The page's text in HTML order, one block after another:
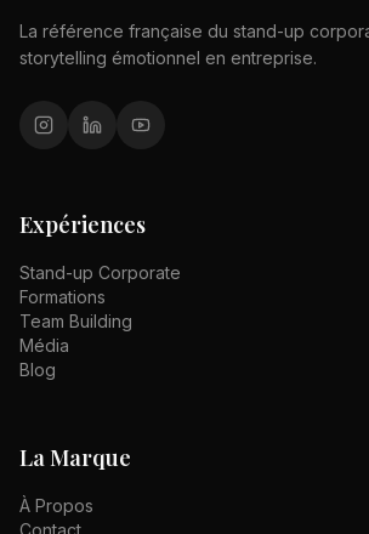
La référence française du stand-up
storytelling émotionnel en entreprise.
Expériences
Stand-up Corporate
Formations
Team Building
Média
Blog
La Marque
À Propos
Contact